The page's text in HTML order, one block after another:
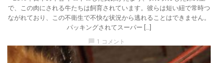
で、この肉にされる牛たちは飼育されています。彼らは短い紐で常時つ
ながれており、この不衛生で不快な状況から逃れることはできません。
パッキングされてスーパー […]
1 コメント